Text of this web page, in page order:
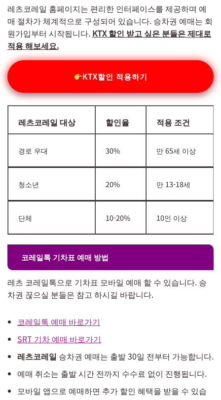
레츠코레일 홈페이지는 편리한 인터페이스를 제공하며 예
매 절차가 체계적으로 구성되어 있습니다. 승차권 예매는 회
원가입부터 시작됩니다. KTX 할인 받고 싶은 분들은 제대로
적용 해보세요.
KTX할인 적용하기
레츠코레일 대상 할인율 적용 조건
경로 우대 30% 만 65세 이상
청소년 20% 만 13-18세
단체 10-20% 10인 이상
코레일톡 기차표 예매 방법
레츠 코레일톡으로 기차표 모바일 예매 할 수 있습니다. 승
차권 끊으실 분들은 참고 하시길 바랍니다.
코레일톡 예매 바로가기
SRT 기차 예매 바로가기
레츠코레일 승차권 예매는 출발 30일 전부터 가능합니다.
예매 취소는 출발 시간 전까지 수수료 없이 진행됩니다.
모바일 앱으로 예매하면 추가 할인 혜택을 받을 수 있습